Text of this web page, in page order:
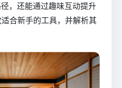
，还能通过趣味互动提升
合新手的工具，并解析其